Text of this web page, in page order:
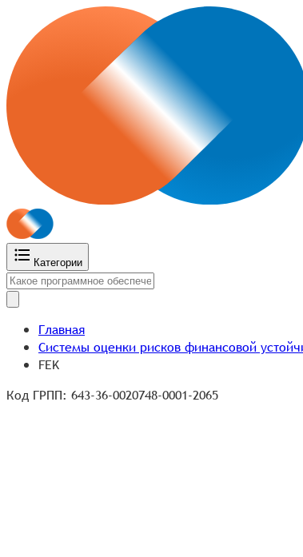
Категории
Главная
Системы оценки рисков финансовой
FEK
Код ГРПП: 643-36-0020748-0001-2065